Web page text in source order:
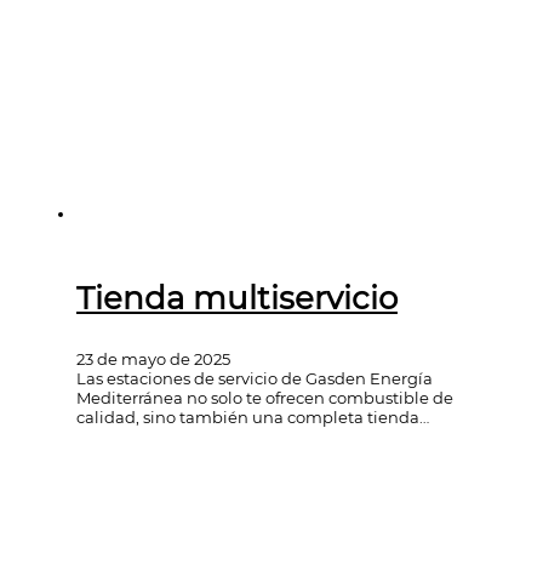
Tienda multiservicio
23 de mayo de 2025
Las estaciones de servicio de Gasden Energía
Mediterránea no solo te ofrecen combustible de
calidad, sino también una completa tienda…